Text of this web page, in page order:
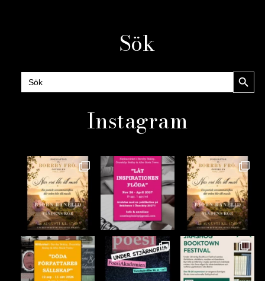
Sök
Sök
efter:
Instagram